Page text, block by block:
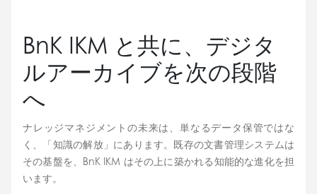
BnK IKM と共に、デジタ
ルアーカイブを次の段階
へ
ナレッジマネジメントの未来は、単なるデータ保管ではな
く、「知識の解放」にあります。既存の文書管理システムは
その基盤を、BnK IKM はその上に築かれる知能的な進化を担
います。